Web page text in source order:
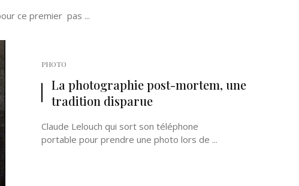
ce premier pas ...
PHOTO
La photographie post-mortem, une
tradition disparue
Claude Lelouch qui sort son téléphone
portable pour prendre une photo lors de ...